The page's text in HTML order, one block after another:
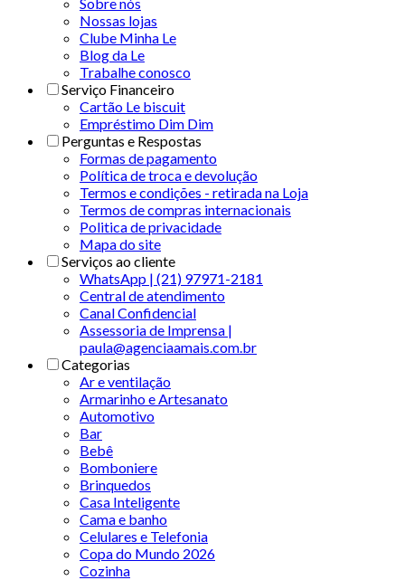
Nossas lojas
Clube Minha Le
Blog da Le
Trabalhe conosco
Serviço Financeiro
Cartão Le biscuit
Empréstimo Dim Dim
Perguntas e Respostas
Formas de pagamento
Política de troca e devolução
Termos e condições - retirada na Loja
Termos de compras internacionais
Politica de privacidade
Mapa do site
Serviços ao cliente
WhatsApp | (21) 97971-2181
Central de atendimento
Canal Confidencial
Assessoria de Imprensa |
paula@agenciaamais.com.br
Categorias
Ar e ventilação
Armarinho e Artesanato
Automotivo
Bar
Bebê
Bomboniere
Brinquedos
Casa Inteligente
Cama e banho
Celulares e Telefonia
Copa do Mundo 2026
Cozinha